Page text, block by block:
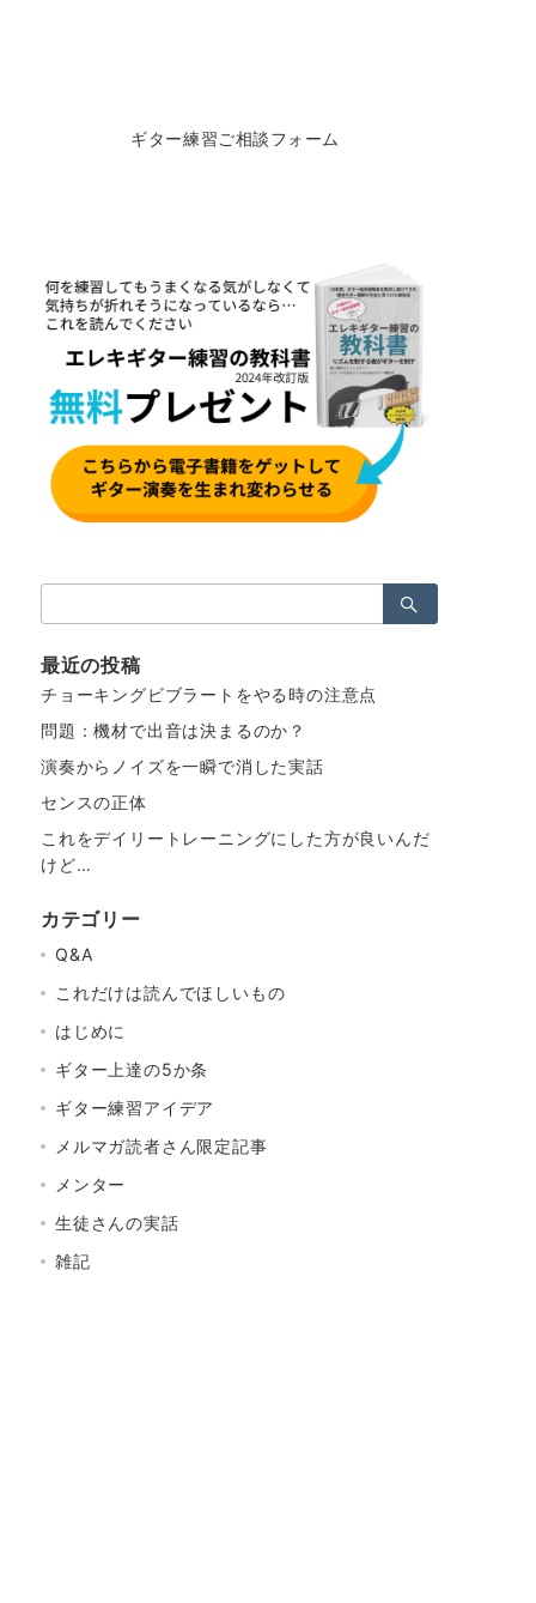
ギター練習ご相談フォーム
索：
最近の投稿
チョーキングビブラートをやる時の注意点
問題：機材で出音は決まるのか？
演奏からノイズを一瞬で消した実話
センスの正体
これをデイリートレーニングにした方が良いんだ
けど…
カテゴリー
Q&A
これだけは読んでほしいもの
はじめに
ギター上達の5か条
ギター練習アイデア
メルマガ読者さん限定記事
メンター
生徒さんの実話
雑記